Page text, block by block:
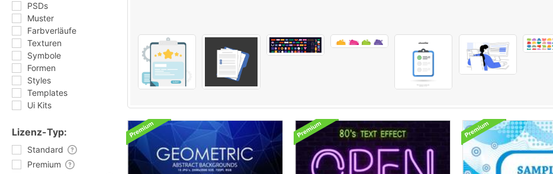
PSDs
Muster
Farbverläufe
Texturen
Symbole
Formen
Styles
Templates
Ui Kits
Lizenz-Typ:
Standard
Premium